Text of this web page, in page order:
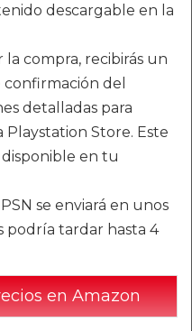
descargable en la
compra, recibirás un
del
detalladas para
Store. Este
en tu
se enviará en unos
podría tardar hasta 4
en Amazon